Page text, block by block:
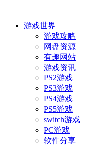
游戏世界
游戏攻略
网盘资源
有趣网站
游戏资讯
PS2游戏
PS3游戏
PS4游戏
PS5游戏
switch游戏
PC游戏
软件分享